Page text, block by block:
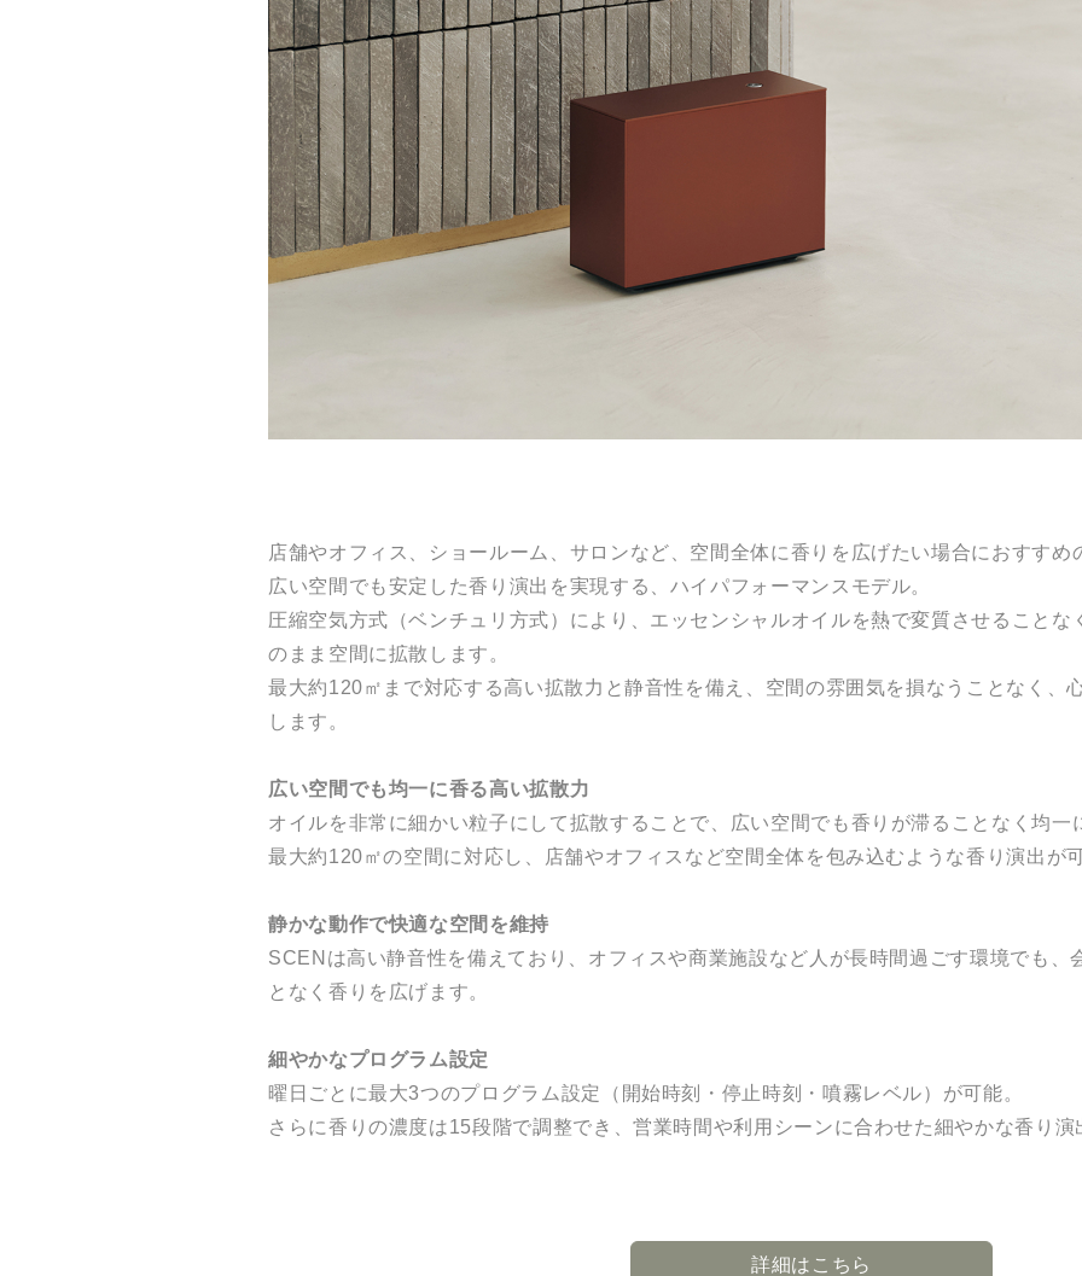
店舗やオフィス、ショールーム、サロンなど、空間全体に香りを広げたい場合におすすめ
広い空間でも安定した香り演出を実現する、ハイパフォーマンスモデル。
圧縮空気方式（ベンチュリ方式）により、エッセンシャルオイルを熱で変質させることな
のまま空間に拡散します。
最大約120㎡まで対応する高い拡散力と静音性を備え、空間の雰囲気を損なうことなく、
します。
広い空間でも均一に香る高い拡散力
オイルを非常に細かい粒子にして拡散することで、広い空間でも香りが滞ることなく均一
最大約120㎡の空間に対応し、店舗やオフィスなど空間全体を包み込むような香り演出が
静かな動作で快適な空間を維持
SCENは高い静音性を備えており、オフィスや商業施設など人が長時間過ごす環境でも、
となく香りを広げます。
細やかなプログラム設定
曜日ごとに最大3つのプログラム設定（開始時刻・停止時刻・噴霧レベル）が可能。
さらに香りの濃度は15段階で調整でき、営業時間や利用シーンに合わせた細やかな香り演
詳細はこちら